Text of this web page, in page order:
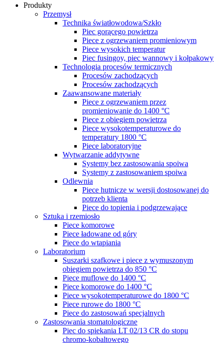
Produkty
Przemysł
Technika światłowodowa/Szkło
Piec gorącego powietrza
Piece z ogrzewaniem promieniowym
Piece wysokich temperatur
Piec fusingoy, piec wannowy i kołpakowy
Technologia procesów termicznych
Procesów zachodzących
Procesów zachodzących
Zaawansowane materiały
Piece z ogrzewaniem przez
promieniowanie do 1400 °C
Piece z obiegiem powietrza
Piece wysokotemperaturowe do
temperatury 1800 °C
Piece laboratoryjne
Wytwarzanie addytywne
Systemy bez zastosowania spoiwa
Systemy z zastosowaniem spoiwa
Odlewnia
Piece hutnicze w wersji dostosowanej do
potrzeb klienta
Piece do topienia i podgrzewające
Sztuka i rzemiosło
Piece komorowe
Piece ładowane od góry
Piece do wtapiania
Laboratorium
Suszarki szafkowe i piece z wymuszonym
obiegiem powietrza do 850 °C
Piece muflowe do 1400 °C
Piece komorowe do 1400 °C
Piece wysokotemperaturowe do 1800 °C
Piece rurowe do 1800 °C
Piece do zastosowań specjalnych
Zastosowania stomatologiczne
Piec do spiekania LT 02/13 CR do stopu
chromo-kobaltowego